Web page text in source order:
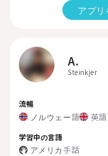
アプ
A.
Steinkjer
流暢
ノルウェー語 英語
学習中の言語
アメリカ手話